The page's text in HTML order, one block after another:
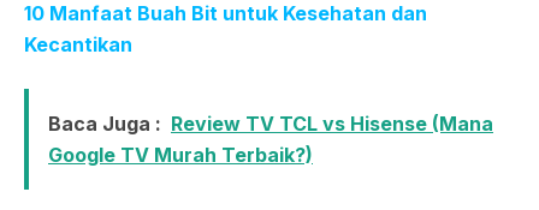
10 Manfaat Buah Bit untuk Kesehatan dan
Kecantikan
Baca Juga : Review TV TCL vs Hisense (Mana
Google TV Murah Terbaik?)